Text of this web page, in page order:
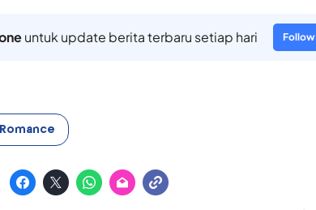
untuk update berita terbaru setiap hari Follow